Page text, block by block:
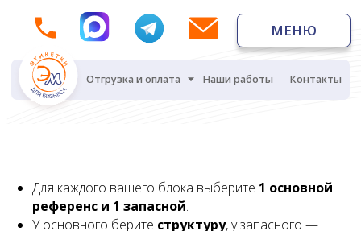
МЕНЮ
Отгрузка и оплата
МЕНЮ
Для каждого вашего блока выберите 1 основной
референс и 1 запасной.
У основного берите структуру, у запасного —